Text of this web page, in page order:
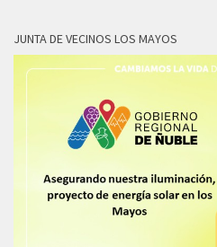
JUNTA DE VECINOS LOS MAYOS